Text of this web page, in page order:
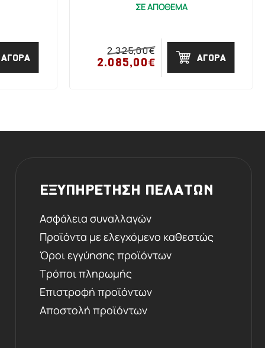
ΑΓΟΡΑ
ΣΕ ΑΠΟΘΕΜΑ
2.325,00€
2.085,00€ ΑΓΟΡΑ
ΕΞΥΠΗΡΕΤΗΣΗ ΠΕΛΑΤΩΝ
Ασφάλεια συναλλαγών
Προϊόντα με ελεγχόμενο καθεστώς
Όροι εγγύησης προϊόντων
Τρόποι πληρωμής
Επιστροφή προϊόντων
Αποστολή προϊόντων